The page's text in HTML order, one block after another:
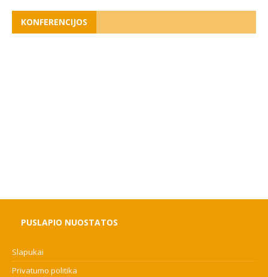
KONFERENCIJOS
PUSLAPIO NUOSTATOS
Slapukai
Privatumo politika